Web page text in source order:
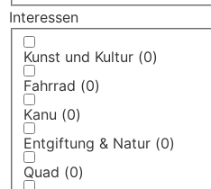
Interessen
Kunst und Kultur (0)
Fahrrad (0)
Kanu (0)
Entgiftung & Natur (0)
Quad (0)